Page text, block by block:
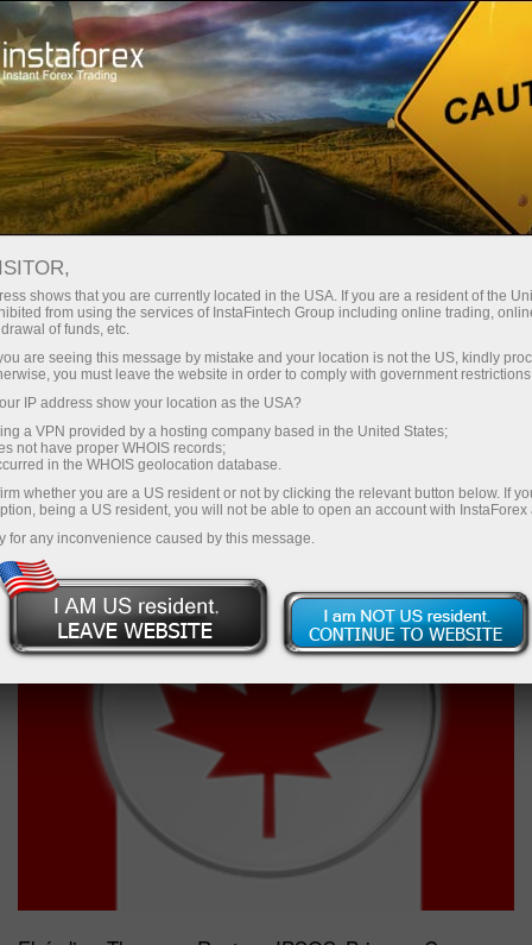
Para Operadores Noticias Forex por InstaForex
LA CONFIANZA DEL
CONSUMIDOR EN MÉXICO,
MEDIDA POR THOMSON
REUTERS IPSOS PCSI,
RETROCEDE EN MAYO
shows that you are currently located in the USA. If you are a resident of the
from using the services of InstaFintech Group including online trading,
of funds, etc.
are seeing this message by mistake and your location is not the US, kindly
you must leave the website in order to comply with government
IP address show your location as the USA?
a VPN provided by a hosting company based in the United States;
not have proper WHOIS records;
in the WHOIS geolocation database.
whether you are a US resident or not by clicking the relevant button below. If
being a US resident, you will not be able to open an account with InstaForex
for any inconvenience caused by this message.